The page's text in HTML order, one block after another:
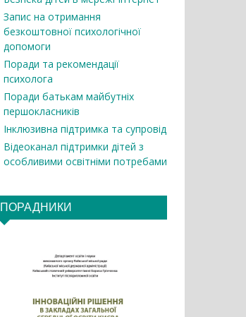
Запис на отримання
безкоштовної психологічної
допомоги
Поради та рекомендації
психолога
Поради батькам майбутніх
першокласників
Інклюзивна підтримка та супровід
Відеоканал підтримки дітей з
особливими освітніми потребами
ПОРАДНИКИ